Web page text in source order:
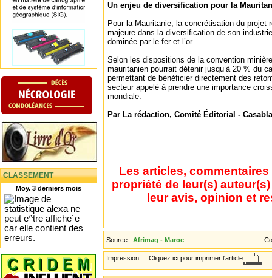
CLASSEMENT
Moy. 3 derniers mois
Un enjeu de diversification pour la
Pour la Mauritanie, la concrétisation du projet
majeure dans la diversification de son
dominée par le fer et l’or.
Selon les dispositions de la convention
mauritanien pourrait détenir jusqu’à 20 % du
permettant de bénéficier directement des
secteur appelé à prendre une importance
mondiale.
Par La rédaction, Comité Éditorial -
Les articles,
propriété de leur(s)
leur avis, opinion et
Source : Afrimag - Maroc
Impression : Cliquez ici pour imprimer l'article